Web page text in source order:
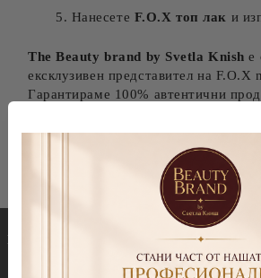
Нанесете F.O.X топ лак и
The Beauty brand by Svetla Knish е
ексклузивен представител на F.O.X
Гарантираме 100% автентични
Гел лакове
Колекция Spectrum 7ml